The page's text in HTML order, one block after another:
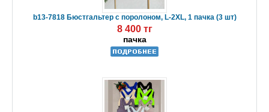
b13-7818 Бюстгальтер с поролоном, L-2XL, 1 пачка (3 шт)
8 400 тг
пачка